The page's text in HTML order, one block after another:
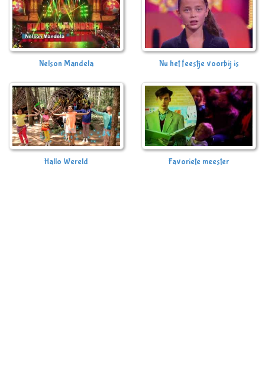
Nelson Mandela Nu het feestje voorbij is
Hallo Wereld Favoriete meester